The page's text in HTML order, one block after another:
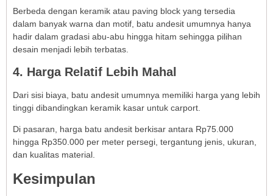
Berbeda dengan keramik atau paving block yang tersedia
dalam banyak warna dan motif, batu andesit umumnya hanya
hadir dalam gradasi abu-abu hingga hitam sehingga pilihan
desain menjadi lebih terbatas.
4. Harga Relatif Lebih Mahal
Dari sisi biaya, batu andesit umumnya memiliki harga yang lebih
tinggi dibandingkan keramik kasar untuk carport.
Di pasaran, harga batu andesit berkisar antara Rp75.000
hingga Rp350.000 per meter persegi, tergantung jenis, ukuran,
dan kualitas material.
Kesimpulan